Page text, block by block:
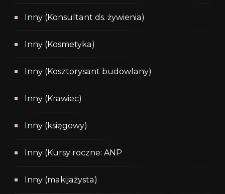
Inny (Konsultant ds. żywienia)
Inny (Kosmetyka)
Inny (Kosztorysant budowlany)
Inny (Krawiec)
Inny (księgowy)
Inny (Kursy roczne: ANP
Inny (makijażysta)